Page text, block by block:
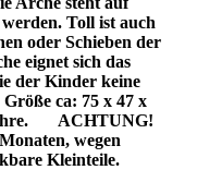
Toll ist auch
oder Schieben der
eignet sich das
der Kinder keine
ca: 75 x 47 x
ACHTUNG!
wegen
Kleinteile.